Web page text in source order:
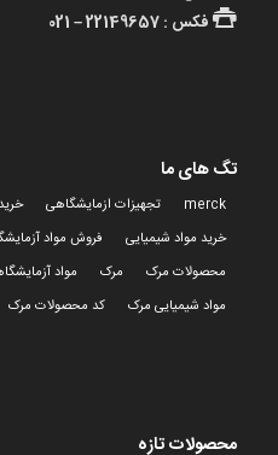
فکس : 22149657 – 021
تگ های ما
merck تجهیزات ازمایشگاهی
خرید مواد شیمیایی
فروش مواد
محصولات مرک
مرک مواد
مواد شیمیایی مرک
کد محصولات مرک
محصولات تازه